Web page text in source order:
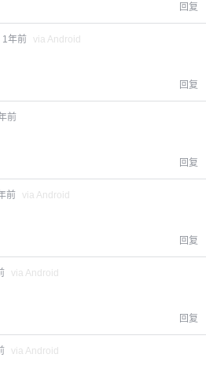
回复
1年前 via Android
回复
前
回复
前 via Android
回复
via Android
回复
via Android